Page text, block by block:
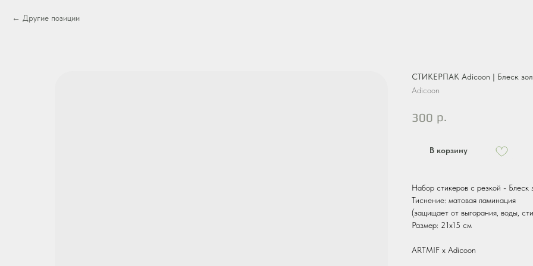
Другие позиции
СТИКЕРПАК Adicoon | Блеск
Adicoon
300 р.
В корзину
Набор стикеров с резкой - Блеск
Тиснение: матовая ламинация
(защищает от выгорания, воды,
Размер: 21х15 см
ARTMIF х Adicoon